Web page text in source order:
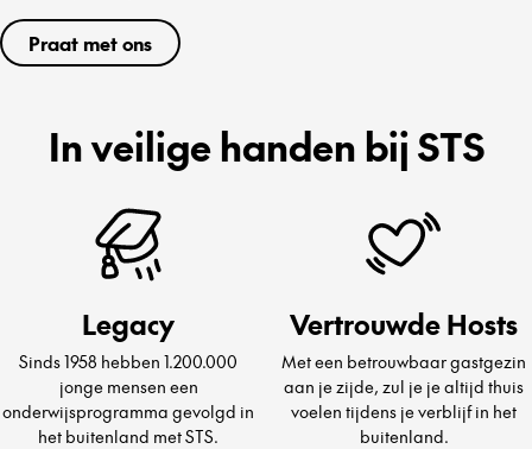
Praat met ons
In veilige handen bij STS
Legacy
Sinds 1958 hebben 1.200.000
jonge mensen een
onderwijsprogramma gevolgd in
het buitenland met STS.
Vertrouwde Hosts
Met een betrouwbaar gastgezin
aan je zijde, zul je je altijd thuis
voelen tijdens je verblijf in het
buitenland.